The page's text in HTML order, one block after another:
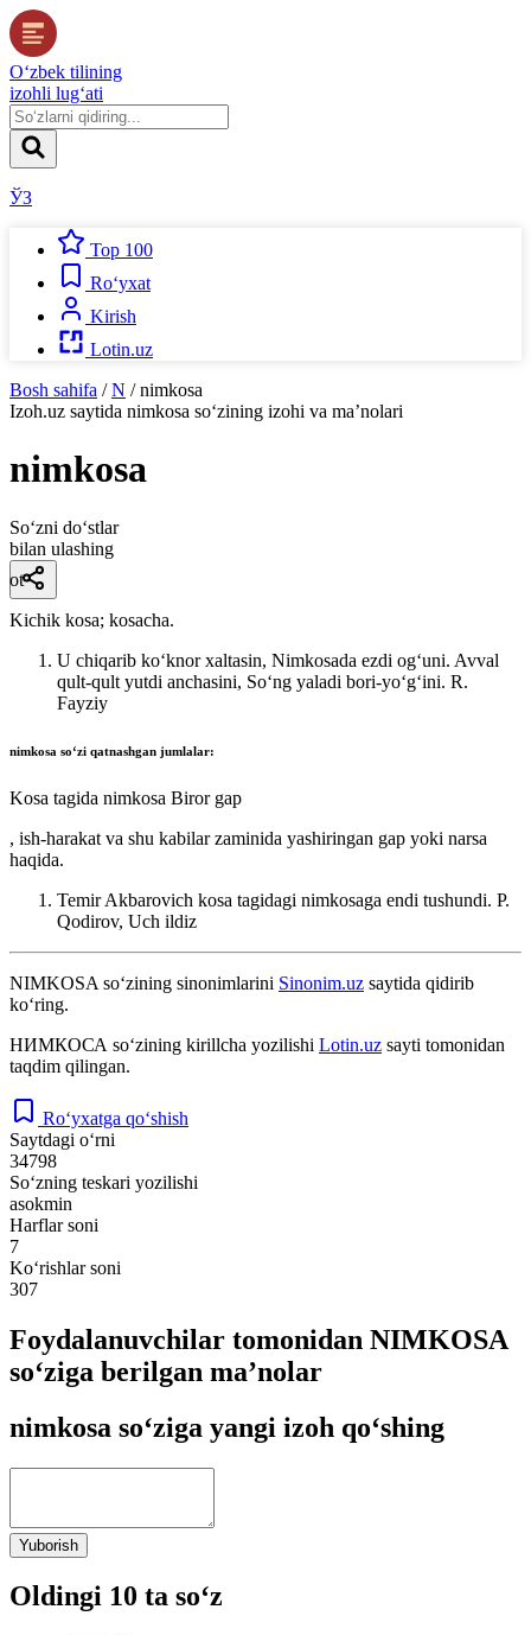
O‘zbek tilining
izohli lug‘ati
ЎЗ
Top 100
Ro‘yxat
Kirish
Lotin.uz
Bosh sahifa / N / nimkosa
Izoh.uz saytida nimkosa so‘zining izohi va ma’nolari
nimkosa
So‘zni do‘stlar
bilan ulashing
ot
Kichik kosa; kosacha.
U chiqarib koʻknor xaltasin, Nimkosada ezdi ogʻuni. Avval
qult-qult yutdi anchasini, Soʻng yaladi bori-yoʻgʻini. R.
Fayziy
nimkosa soʻzi qatnashgan jumlalar:
Kosa tagida nimkosa Biror gap
, ish-harakat va shu kabilar zaminida yashiringan gap yoki narsa
haqida.
Temir Akbarovich kosa tagidagi nimkosaga endi tushundi. P.
Qodirov, Uch ildiz
NIMKOSA so‘zining sinonimlarini Sinonim.uz saytida qidirib
ko‘ring.
НИМКОСА so‘zining kirillcha yozilishi Lotin.uz sayti tomonidan
taqdim qilingan.
Ro‘yxatga qo‘shish
Saytdagi o‘rni
34798
So‘zning teskari yozilishi
asokmin
Harflar soni
7
Ko‘rishlar soni
307
Foydalanuvchilar tomonidan NIMKOSA
so‘ziga berilgan ma’nolar
nimkosa so‘ziga yangi izoh qo‘shing
Yuborish
Oldingi 10 ta so‘z